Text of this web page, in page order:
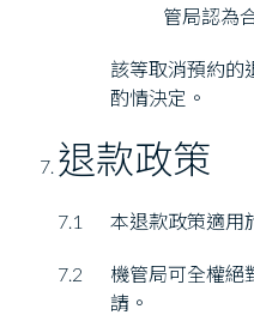
管局認為
該等取消預約的
酌情決定。
退款政策
7.1 本退款政策適用
7.2
機管局可全權絕
請。